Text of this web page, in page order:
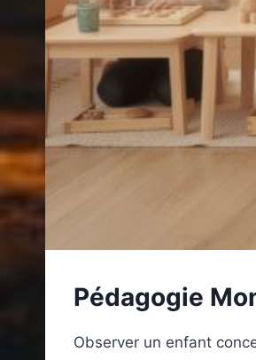
Pédagogie
Observer un enfant